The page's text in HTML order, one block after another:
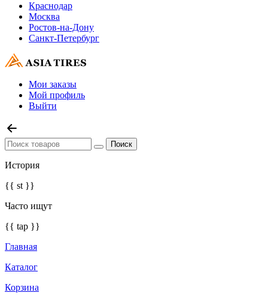
Краснодар
Москва
Ростов-на-Дону
Санкт-Петербург
Мои заказы
Мой профиль
Выйти
История
{{ st }}
Часто ищут
{{ tap }}
Главная
Каталог
Корзина